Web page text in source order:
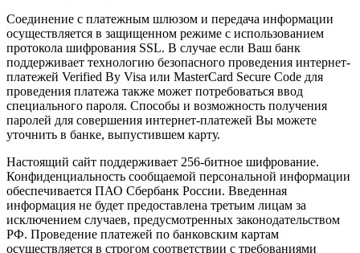
Соединение с платежным шлюзом и передача информации
осуществляется в защищенном режиме с использованием
протокола шифрования SSL. В случае если Ваш банк
поддерживает технологию безопасного проведения интернет-
платежей Verified By Visa или MasterCard Secure Code для
проведения платежа также может потребоваться ввод
специального пароля. Способы и возможность получения
паролей для совершения интернет-платежей Вы можете
уточнить в банке, выпустившем карту.
Настоящий сайт поддерживает 256-битное шифрование.
Конфиденциальность сообщаемой персональной информации
обеспечивается ПАО Сбербанк России. Введенная
информация не будет предоставлена третьим лицам за
исключением случаев, предусмотренных законодательством
РФ. Проведение платежей по банковским картам
осуществляется в строгом соответствии с требованиями